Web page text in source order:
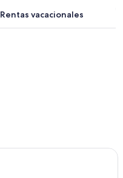
Rentas vacacionales